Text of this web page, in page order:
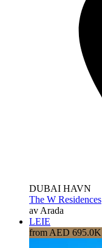
DUBAI HAVN
The W Residences
av Arada
LEIE
from AED 695.0K